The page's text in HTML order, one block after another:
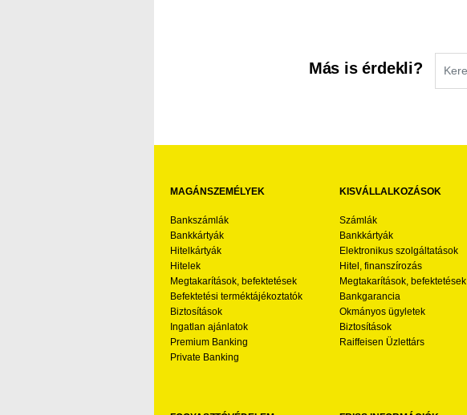
Más is érdekli?
MAGÁNSZEMÉLYEK
Bankszámlák
Bankkártyák
Hitelkártyák
Hitelek
Megtakarítások, befektetések
Befektetési terméktájékoztatók
Biztosítások
Ingatlan ajánlatok
Premium Banking
Private Banking
KISVÁLLALKOZÁSOK
Számlák
Bankkártyák
Elektronikus szolgáltatások
Hitel, finanszírozás
Megtakarítások, befektetések
Bankgarancia
Okmányos ügyletek
Biztosítások
Raiffeisen Üzlettárs